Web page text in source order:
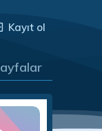
Kayıt ol